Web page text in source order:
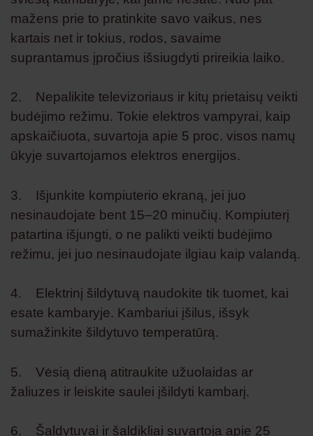
mažens prie to pratinkite savo vaikus, nes
kartais net ir tokius, rodos, savaime
suprantamus įpročius išsiugdyti prireikia laiko.
2. Nepalikite televizoriaus ir kitų prietaisų veikti
budėjimo režimu. Tokie elektros vampyrai, kaip
apskaičiuota, suvartoja apie 5 proc. visos namų
ūkyje suvartojamos elektros energijos.
3. Išjunkite kompiuterio ekraną, jei juo
nesinaudojate bent 15–20 minučių. Kompiuterį
patartina išjungti, o ne palikti veikti budėjimo
režimu, jei juo nesinaudojate ilgiau kaip valandą.
4. Elektrinį šildytuvą naudokite tik tuomet, kai
esate kambaryje. Kambariui įšilus, išsyk
sumažinkite šildytuvo temperatūrą.
5. Vėsią dieną atitraukite užuolaidas ar
žaliuzes ir leiskite saulei įšildyti kambarį.
6. Šaldytuvai ir šaldikliai suvartoja apie 25